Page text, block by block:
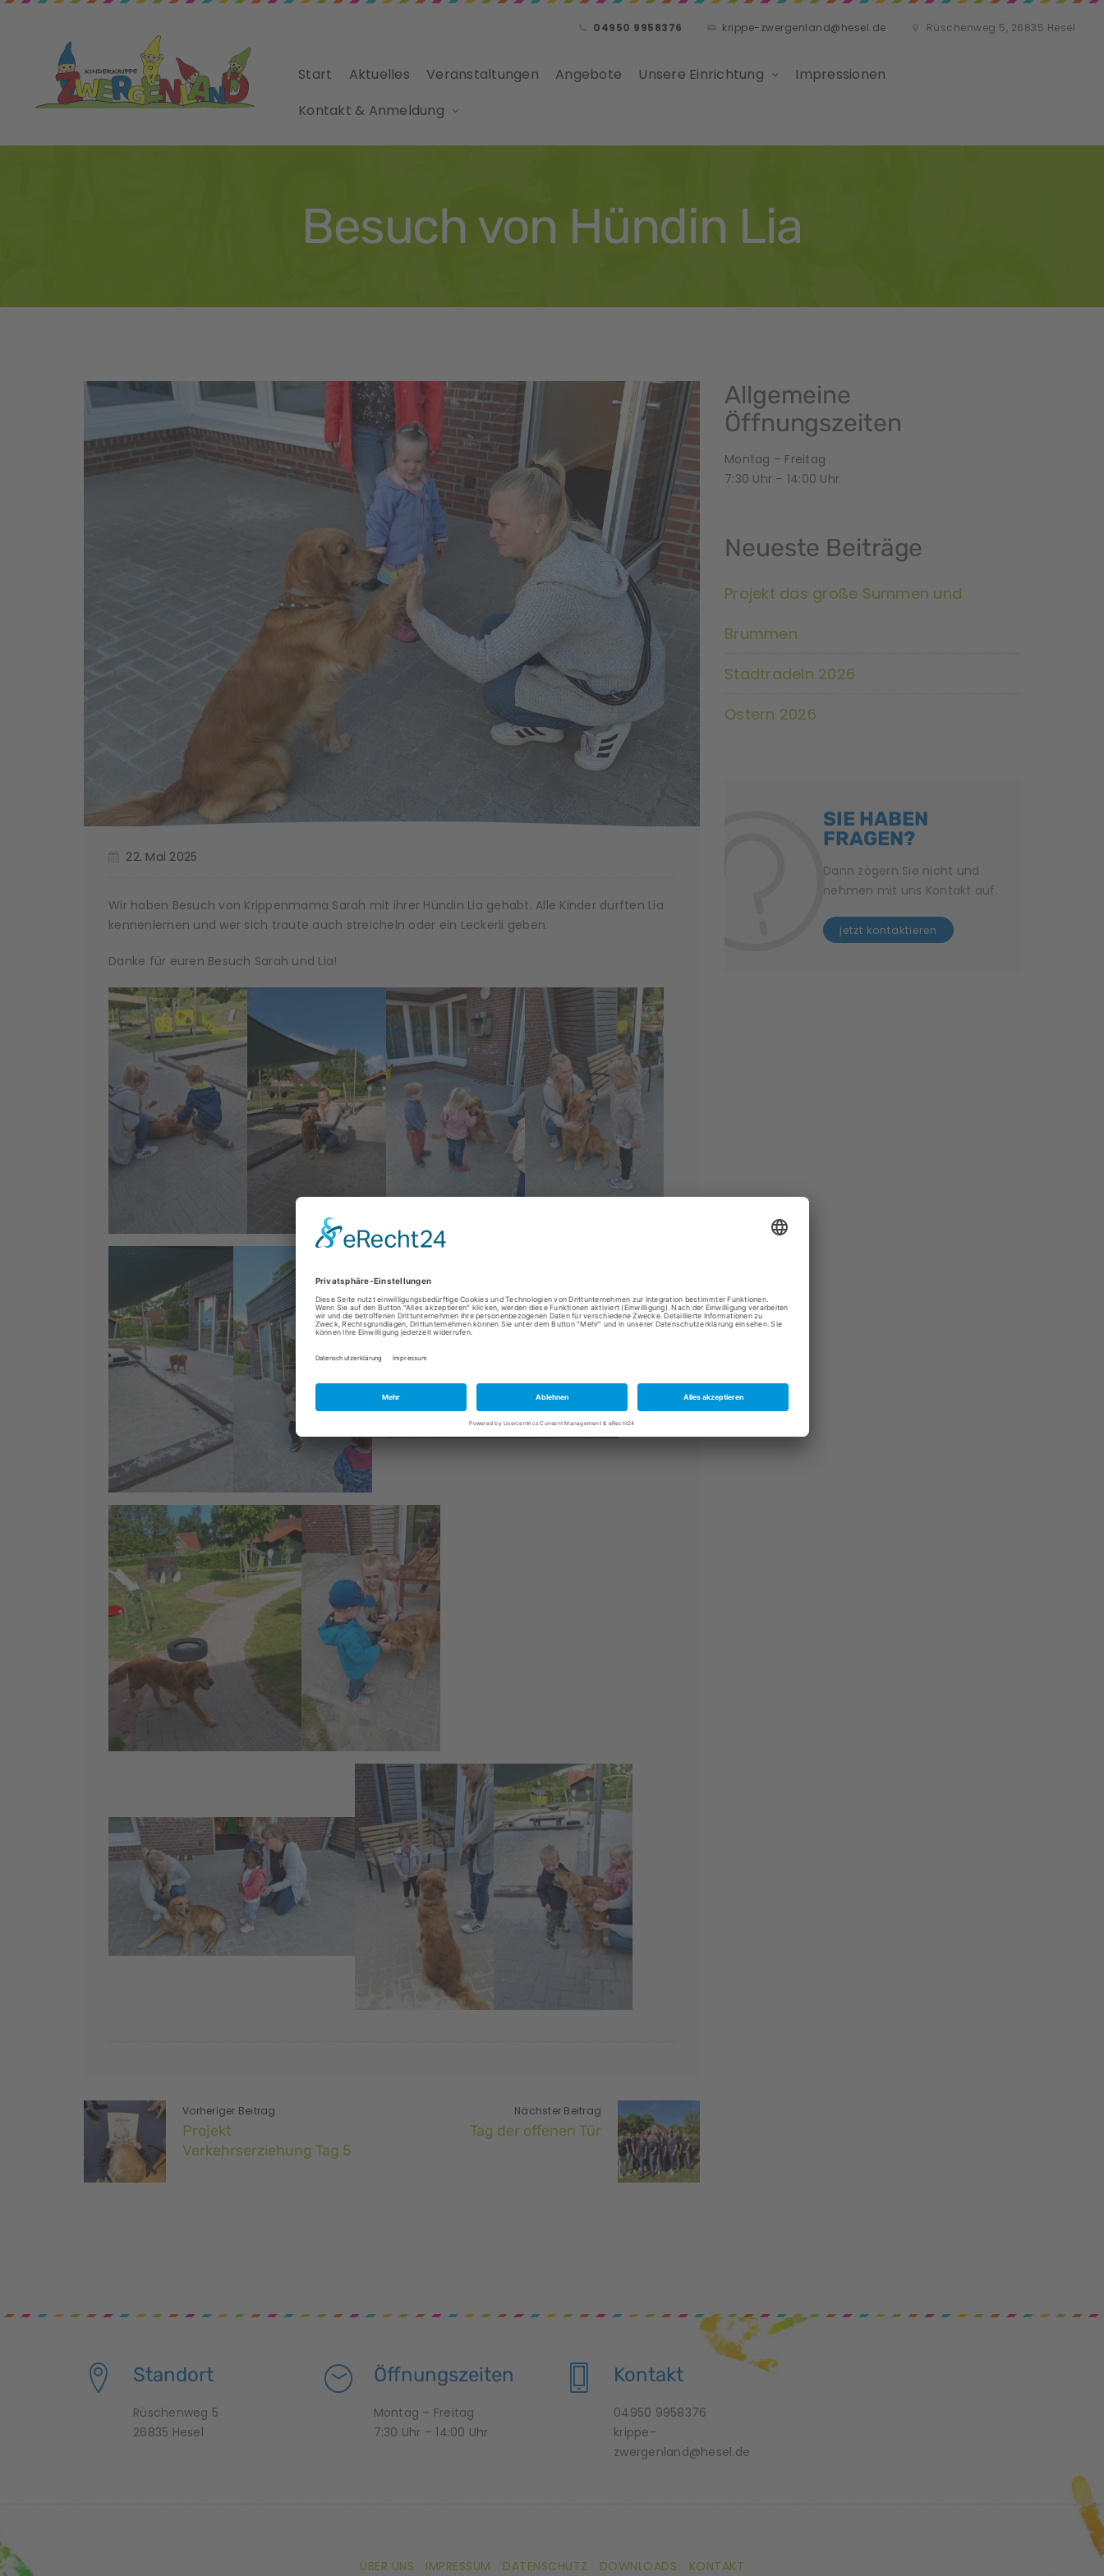
04950 9958376 krippe-zwergenland@hesel.de Rüschenweg 5, 26835 Hesel
Start Aktuelles Veranstaltungen Angebote Unsere Einrichtung
Impressionen
Kontakt & Anmeldung
Besuch von Hündin Lia
22. Mai 2025
Wir haben Besuch von Krippenmama Sarah mit ihrer Hündin Lia gehabt. Alle Kinder durften Lia
kennenlernen und wer sich traute auch streicheln oder ein Leckerli geben.
Danke für euren Besuch Sarah und Lia!
Vorheriger Beitrag
Projekt
Verkehrserziehung Tag 5
Nächster Beitrag
Tag der offenen Tür
Allgemeine
Öffnungszeiten
Montag – Freitag
7:30 Uhr – 14:00 Uhr
Neueste Beiträge
Projekt das große Summen und
Brummen
Stadtradeln 2026
Ostern 2026
SIE HABEN
FRAGEN?
Dann zögern Sie nicht und
nehmen mit uns Kontakt auf.
jetzt kontaktieren
Standort
Rüschenweg 5
26835 Hesel
Öffnungszeiten
Montag – Freitag
7:30 Uhr – 14:00 Uhr
Kontakt
04950 9958376
krippe-
zwergenland@hesel.de
ÜBER UNS IMPRESSUM DATENSCHUTZ DOWNLOADS KONTAKT